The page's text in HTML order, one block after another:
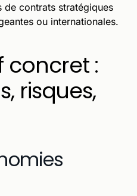
de contrats stratégiques
ou internationales.
:
risques,